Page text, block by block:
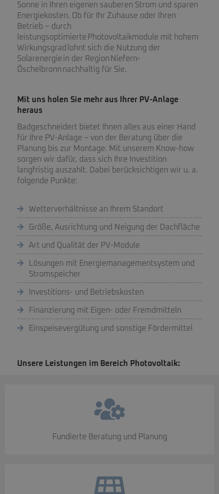
Sonne in Ihren eigenen sauberen Strom und sparen
Energiekosten. Ob für Ihr Zuhause oder Ihren
Betrieb – durch
leistungsoptimierte Photovoltaikmodule mit hohem
Wirkungsgrad lohnt sich die Nutzung der
Solarenergie in der Region Niefern-
Öschelbronn nachhaltig für Sie.
Mit uns holen Sie mehr aus Ihrer PV-Anlage
heraus
Badgeschneidert bietet Ihnen alles aus einer Hand
für Ihre PV-Anlage – von der Beratung über die
Planung bis zur Montage. Mit unserem Know-how
sorgen wir dafür, dass sich Ihre Investition
langfristig auszahlt. Dabei berücksichtigen wir u. a.
folgende Punkte:
Wetterverhältnisse an Ihrem Standort
Größe, Ausrichtung und Neigung der Dachfläche
Art und Qualität der PV-Module
Lösungen mit Energiemanagementsystem und
Stromspeicher
Investitions- und Betriebskosten
Finanzierung mit Eigen- oder Fremdmitteln
Einspeisevergütung und sonstige Fördermittel
Unsere Leistungen im Bereich Photovoltaik:
Fundierte Beratung und Planung